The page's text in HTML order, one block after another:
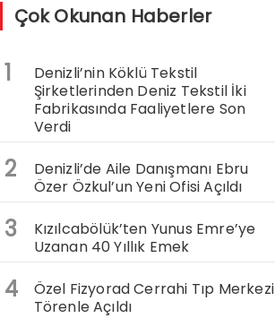
Çok Okunan Haberler
1
Denizli’nin Köklü Tekstil
Şirketlerinden Deniz Tekstil İki
Fabrikasında Faaliyetlere Son
Verdi
2
Denizli’de Aile Danışmanı Ebru
Özer Özkul’un Yeni Ofisi Açıldı
3
Kızılcabölük’ten Yunus Emre’ye
Uzanan 40 Yıllık Emek
4
Özel Fizyorad Cerrahi Tıp Merkezi
Törenle Açıldı